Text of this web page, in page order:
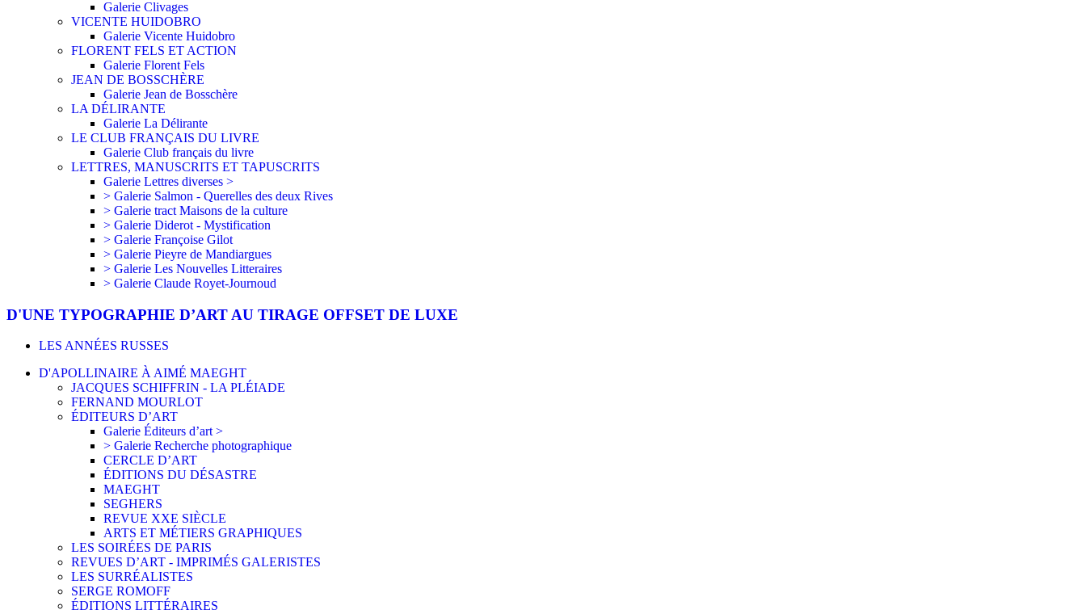
Galerie Clivages
VICENTE HUIDOBRO
Galerie Vicente Huidobro
FLORENT FELS ET ACTION
Galerie Florent Fels
JEAN DE BOSSCHÈRE
Galerie Jean de Bosschère
LA DÉLIRANTE
Galerie La Délirante
LE CLUB FRANÇAIS DU LIVRE
Galerie Club français du livre
LETTRES, MANUSCRITS ET TAPUSCRITS
Galerie Lettres diverses >
> Galerie Salmon - Querelles des deux Rives
> Galerie tract Maisons de la culture
> Galerie Diderot - Mystification
> Galerie Françoise Gilot
> Galerie Pieyre de Mandiargues
> Galerie Les Nouvelles Litteraires
> Galerie Claude Royet-Journoud
D'UNE TYPOGRAPHIE D’ART AU TIRAGE OFFSET DE LUXE
LES ANNÉES RUSSES
D'APOLLINAIRE À AIMÉ MAEGHT
JACQUES SCHIFFRIN - LA PLÉIADE
FERNAND MOURLOT
ÉDITEURS D’ART
Galerie Éditeurs d’art >
> Galerie Recherche photographique
CERCLE D’ART
ÉDITIONS DU DÉSASTRE
MAEGHT
SEGHERS
REVUE XXE SIÈCLE
ARTS ET MÉTIERS GRAPHIQUES
LES SOIRÉES DE PARIS
REVUES D’ART - IMPRIMÉS GALERISTES
LES SURRÉALISTES
SERGE ROMOFF
ÉDITIONS LITTÉRAIRES